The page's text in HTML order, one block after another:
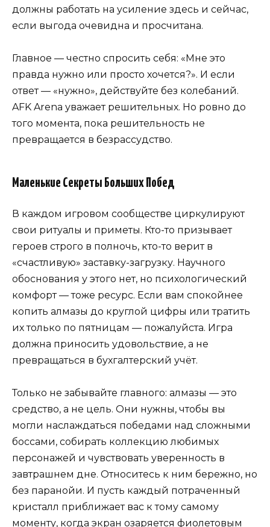
должны работать на усиление здесь и сейчас,
если выгода очевидна и просчитана.
Главное — честно спросить себя: «Мне это
правда нужно или просто хочется?». И если
ответ — «нужно», действуйте без колебаний.
AFK Arena уважает решительных. Но ровно до
того момента, пока решительность не
превращается в безрассудство.
Маленькие Секреты Больших Побед
В каждом игровом сообществе циркулируют
свои ритуалы и приметы. Кто-то призывает
героев строго в полночь, кто-то верит в
«счастливую» заставку-загрузку. Научного
обоснования у этого нет, но психологический
комфорт — тоже ресурс. Если вам спокойнее
копить алмазы до круглой цифры или тратить
их только по пятницам — пожалуйста. Игра
должна приносить удовольствие, а не
превращаться в бухгалтерский учёт.
Только не забывайте главного: алмазы — это
средство, а не цель. Они нужны, чтобы вы
могли наслаждаться победами над сложными
боссами, собирать коллекцию любимых
персонажей и чувствовать уверенность в
завтрашнем дне. Относитесь к ним бережно, но
без паранойи. И пусть каждый потраченный
кристалл приближает вас к тому самому
моменту, когда экран озаряется фиолетовым